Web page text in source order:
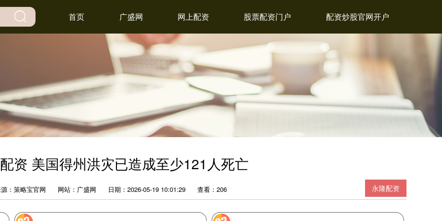
首页 广盛网 网上配资 股票配资门户 配资炒股官网开户
资 美国得州洪灾已造成至少121人死亡
永隆配资
：策略宝官网 网站：广盛网 日期：2026-05-19 10:01:29 查看：206